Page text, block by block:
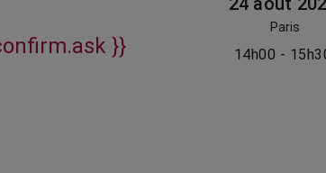
}}
Paris
14h00 -